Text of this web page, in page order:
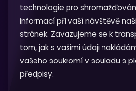
technologie pro
informací při vaší návštěvě
stránek. Zavazujeme se k
tom, jak s vašimi údaji
vašeho soukromí v souladu s
předpisy.